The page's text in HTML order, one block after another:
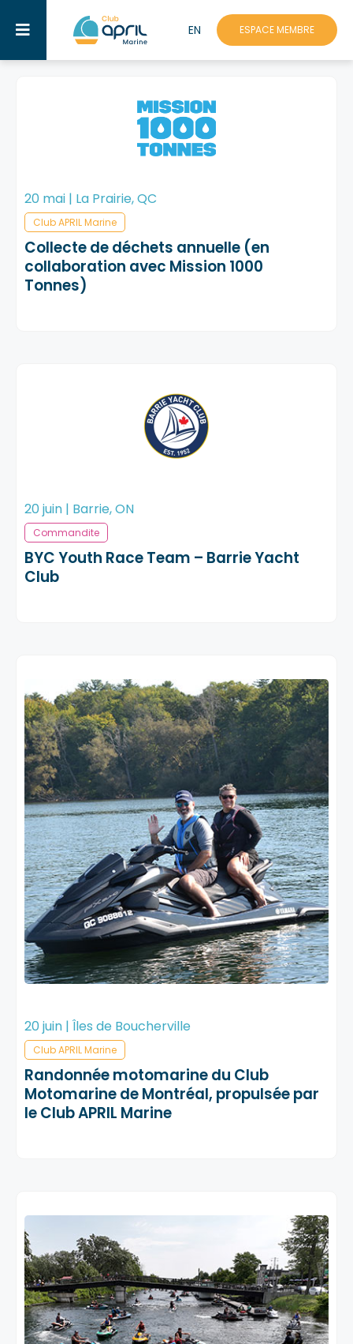
Toggle
Navigation
Qui sommes-nous?
Avantages
Rabais et partenaires
Événements
EN ESPACE MEMBRE
20 mai | La Prairie, QC
Club APRIL Marine
Collecte de déchets annuelle (en
collaboration avec Mission 1000
Tonnes)
20 juin | Barrie, ON
Commandite
BYC Youth Race Team – Barrie Yacht
Club
20 juin | Îles de Boucherville
Club APRIL Marine
Randonnée motomarine du Club
Motomarine de Montréal, propulsée par
le Club APRIL Marine